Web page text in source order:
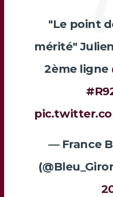
"Le point
mérité" Julien
2ème ligne
— France